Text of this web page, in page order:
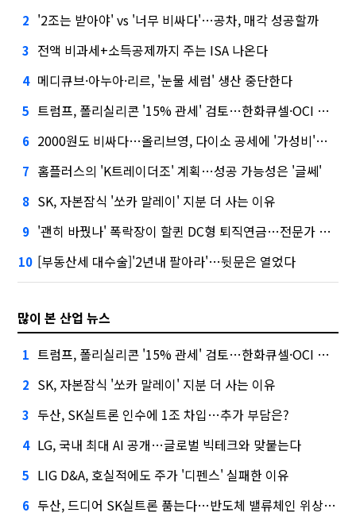
2 '2조는 받아야' vs '너무 비싸다'…공차, 매각 성공할까
3 전액 비과세+소득공제까지 주는 ISA 나온다
4 메디큐브·아누아·리르, '눈물 세럼' 생산 중단한다
5 트럼프, 폴리실리콘 '15% 관세' 검토…한화큐셀·OCI 영향은?
6 2000원도 비싸다…올리브영, 다이소 공세에 '가성비'로 맞불
7 홈플러스의 'K트레이더조' 계획…성공 가능성은 '글쎄'
8 SK, 자본잠식 '쏘카 말레이' 지분 더 사는 이유
9 '괜히 바꿨나' 폭락장이 할퀸 DC형 퇴직연금…전문가 조언은
10 [부동산세 대수술]'2년내 팔아라'…뒷문은 열었다
많이 본 산업 뉴스
1 트럼프, 폴리실리콘 '15% 관세' 검토…한화큐셀·OCI 영향은?
2 SK, 자본잠식 '쏘카 말레이' 지분 더 사는 이유
3 두산, SK실트론 인수에 1조 차입…추가 부담은?
4 LG, 국내 최대 AI 공개…글로벌 빅테크와 맞붙는다
5 LIG D&A, 호실적에도 주가 '디펜스' 실패한 이유
6 두산, 드디어 SK실트론 품는다…반도체 밸류체인 위상 강화